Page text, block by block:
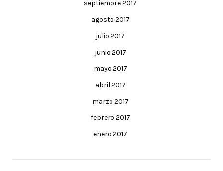
septiembre 2017
agosto 2017
julio 2017
junio 2017
mayo 2017
abril 2017
marzo 2017
febrero 2017
enero 2017